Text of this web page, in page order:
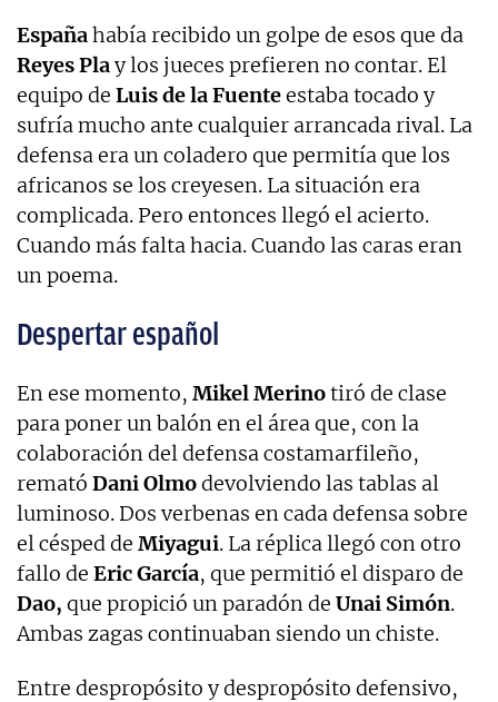
Españahabía recibido un golpe de esos que da
Reyes Play los jueces prefieren no contar. El
equipo de Luis de la Fuenteestaba tocado y
sufría mucho ante cualquier arrancada rival. La
defensa era un coladero que permitía que los
africanos se los creyesen. La situación era
complicada. Pero entonces llegó el acierto.
Cuando más falta hacia. Cuando las caras eran
un poema.
Despertar español
En ese momento, Mikel Merinotiró de clase
para poner un balón en el área que, con la
colaboración del defensa costamarfileño,
remató Dani Olmodevolviendo las tablas al
luminoso. Dos verbenas en cada defensa sobre
el césped de Miyagui. La réplica llegó con otro
fallo de Eric García, que permitió el disparo de
Dao, que propició un paradón de Unai Simón.
Ambas zagas continuaban siendo un chiste.
Entre despropósito y despropósito defensivo,